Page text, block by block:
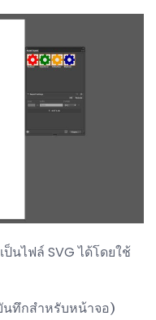
นไฟล์ SVG ได้โดยใช้
นทึกสำหรับหน้าจอ)